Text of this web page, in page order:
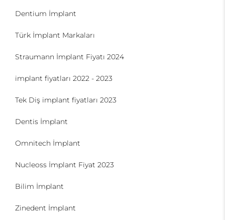
Dentium İmplant
Türk İmplant Markaları
Straumann İmplant Fiyatı 2024
implant fiyatları 2022 - 2023
Tek Diş implant fiyatları 2023
Dentis İmplant
Omnitech İmplant
Nucleoss İmplant Fiyat 2023
Bilim İmplant
Zinedent İmplant